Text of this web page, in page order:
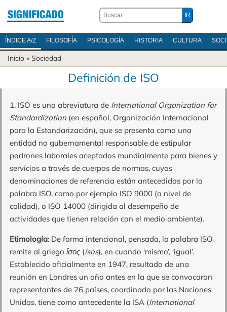
ÍNDICE A/Z FILOSOFÍA PSICOLOGÍA HISTORIA CULTURA
Inicio » Sociedad
Definición de ISO
1. ISO es una abreviatura de International Organization for
Standardization (en español, Organización Internacional
para la Estandarización), que se presenta como una
entidad no gubernamental responsable de estipular
padrones laborales aceptados mundialmente para bienes y
servicios a través de cuerpos de normas, cuyas
denominaciones de referencia están antecedidas por la
palabra ISO, como por ejemplo ISO 9000 (a nivel de
calidad), o ISO 14000 (dirigida al desempeño de
actividades que tienen relación con el medio ambiente).
Etimología: De forma intencional, pensada, la palabra ISO
remite al griego ἴσος (ísos), en cuando ‘mismo’, ‘igual’.
Establecido oficialmente en 1947, resultado de una
reunión en Londres un año antes en la que se convocaran
representantes de 26 países, coordinado por las Naciones
Unidas, tiene como antecedente la ISA (International